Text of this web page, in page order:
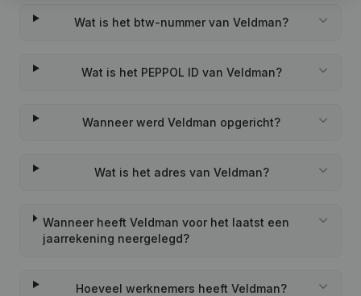
Wat is het btw-nummer van Veldman?
Wat is het PEPPOL ID van Veldman?
Wanneer werd Veldman opgericht?
Wat is het adres van Veldman?
Wanneer heeft Veldman voor het laatst een
jaarrekening neergelegd?
Hoeveel werknemers heeft Veldman?